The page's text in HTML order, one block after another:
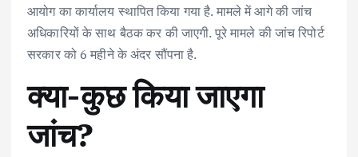
आयोग का कार्यालय स्थापित किया गया है. मामले में आगे की जांच
अधिकारियों के साथ बैठक कर की जाएगी. पूरे मामले की जांच रिपोर्ट
सरकार को 6 महीने के अंदर सौंपना है.
क्या-कुछ किया जाएगा
जांच?